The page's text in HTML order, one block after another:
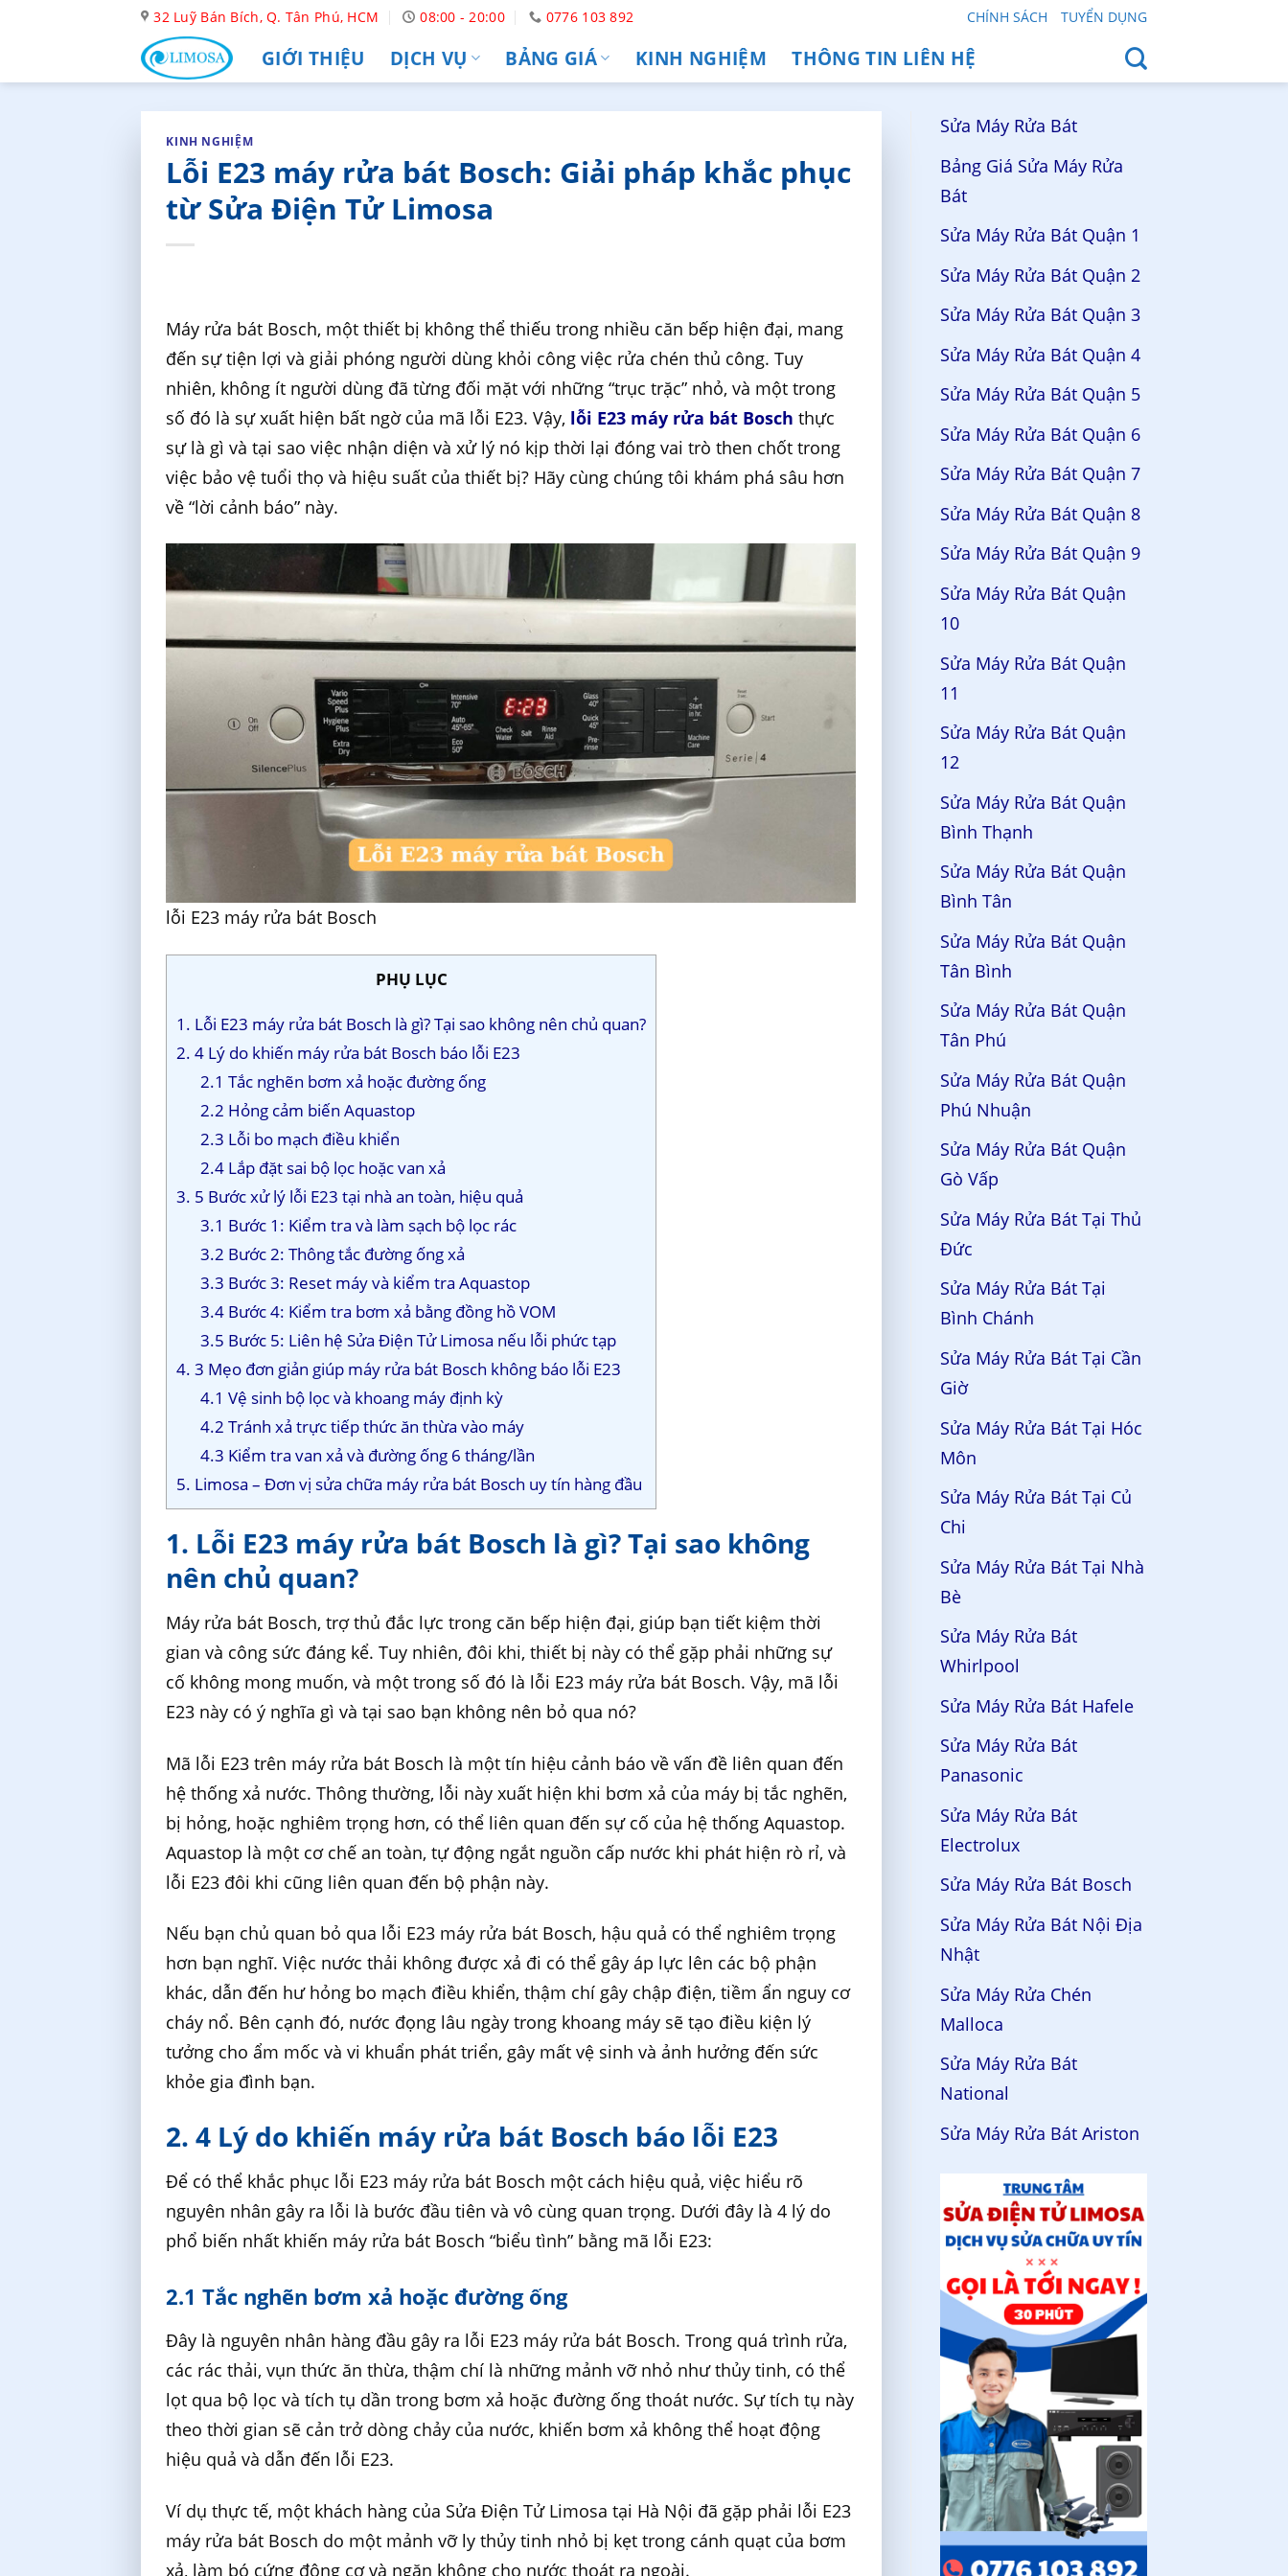
32 Luỹ Bán Bích, Q. Tân Phú, HCM 08:00 - 20:00 0776 103 892 CHÍNH SÁCH TUYỂN DỤNG
GIỚI THIỆU DỊCH VỤ BẢNG GIÁ KINH NGHIỆM THÔNG TIN LIÊN HỆ
KINH NGHIỆM
Lỗi E23 máy rửa bát Bosch: Giải pháp khắc phục
từ Sửa Điện Tử Limosa
Máy rửa bát Bosch, một thiết bị không thể thiếu trong nhiều căn bếp hiện đại, mang
đến sự tiện lợi và giải phóng người dùng khỏi công việc rửa chén thủ công. Tuy
nhiên, không ít người dùng đã từng đối mặt với những “trục trặc” nhỏ, và một trong
số đó là sự xuất hiện bất ngờ của mã lỗi E23. Vậy, lỗi E23 máy rửa bát Bosch thực
sự là gì và tại sao việc nhận diện và xử lý nó kịp thời lại đóng vai trò then chốt trong
việc bảo vệ tuổi thọ và hiệu suất của thiết bị? Hãy cùng chúng tôi khám phá sâu hơn
về “lời cảnh báo” này.
lỗi E23 máy rửa bát Bosch
PHỤ LỤC
1. Lỗi E23 máy rửa bát Bosch là gì? Tại sao không nên chủ quan?
2. 4 Lý do khiến máy rửa bát Bosch báo lỗi E23
2.1 Tắc nghẽn bơm xả hoặc đường ống
2.2 Hỏng cảm biến Aquastop
2.3 Lỗi bo mạch điều khiển
2.4 Lắp đặt sai bộ lọc hoặc van xả
3. 5 Bước xử lý lỗi E23 tại nhà an toàn, hiệu quả
3.1 Bước 1: Kiểm tra và làm sạch bộ lọc rác
3.2 Bước 2: Thông tắc đường ống xả
3.3 Bước 3: Reset máy và kiểm tra Aquastop
3.4 Bước 4: Kiểm tra bơm xả bằng đồng hồ VOM
3.5 Bước 5: Liên hệ Sửa Điện Tử Limosa nếu lỗi phức tạp
4. 3 Mẹo đơn giản giúp máy rửa bát Bosch không báo lỗi E23
4.1 Vệ sinh bộ lọc và khoang máy định kỳ
4.2 Tránh xả trực tiếp thức ăn thừa vào máy
4.3 Kiểm tra van xả và đường ống 6 tháng/lần
5. Limosa – Đơn vị sửa chữa máy rửa bát Bosch uy tín hàng đầu
1. Lỗi E23 máy rửa bát Bosch là gì? Tại sao không
nên chủ quan?
Máy rửa bát Bosch, trợ thủ đắc lực trong căn bếp hiện đại, giúp bạn tiết kiệm thời
gian và công sức đáng kể. Tuy nhiên, đôi khi, thiết bị này có thể gặp phải những sự
cố không mong muốn, và một trong số đó là lỗi E23 máy rửa bát Bosch. Vậy, mã lỗi
E23 này có ý nghĩa gì và tại sao bạn không nên bỏ qua nó?
Mã lỗi E23 trên máy rửa bát Bosch là một tín hiệu cảnh báo về vấn đề liên quan đến
hệ thống xả nước. Thông thường, lỗi này xuất hiện khi bơm xả của máy bị tắc nghẽn,
bị hỏng, hoặc nghiêm trọng hơn, có thể liên quan đến sự cố của hệ thống Aquastop.
Aquastop là một cơ chế an toàn, tự động ngắt nguồn cấp nước khi phát hiện rò rỉ, và
lỗi E23 đôi khi cũng liên quan đến bộ phận này.
Nếu bạn chủ quan bỏ qua lỗi E23 máy rửa bát Bosch, hậu quả có thể nghiêm trọng
hơn bạn nghĩ. Việc nước thải không được xả đi có thể gây áp lực lên các bộ phận
khác, dẫn đến hư hỏng bo mạch điều khiển, thậm chí gây chập điện, tiềm ẩn nguy cơ
cháy nổ. Bên cạnh đó, nước đọng lâu ngày trong khoang máy sẽ tạo điều kiện lý
tưởng cho ẩm mốc và vi khuẩn phát triển, gây mất vệ sinh và ảnh hưởng đến sức
khỏe gia đình bạn.
2. 4 Lý do khiến máy rửa bát Bosch báo lỗi E23
Để có thể khắc phục lỗi E23 máy rửa bát Bosch một cách hiệu quả, việc hiểu rõ
nguyên nhân gây ra lỗi là bước đầu tiên và vô cùng quan trọng. Dưới đây là 4 lý do
phổ biến nhất khiến máy rửa bát Bosch “biểu tình” bằng mã lỗi E23:
2.1 Tắc nghẽn bơm xả hoặc đường ống
Đây là nguyên nhân hàng đầu gây ra lỗi E23 máy rửa bát Bosch. Trong quá trình rửa,
các rác thải, vụn thức ăn thừa, thậm chí là những mảnh vỡ nhỏ như thủy tinh, có thể
lọt qua bộ lọc và tích tụ dần trong bơm xả hoặc đường ống thoát nước. Sự tích tụ này
theo thời gian sẽ cản trở dòng chảy của nước, khiến bơm xả không thể hoạt động
hiệu quả và dẫn đến lỗi E23.
Ví dụ thực tế, một khách hàng của Sửa Điện Tử Limosa tại Hà Nội đã gặp phải lỗi E23
máy rửa bát Bosch do một mảnh vỡ ly thủy tinh nhỏ bị kẹt trong cánh quạt của bơm
xả, làm bó cứng động cơ và ngăn không cho nước thoát ra ngoài.
Sửa Máy Rửa Bát
Bảng Giá Sửa Máy Rửa
Bát
Sửa Máy Rửa Bát Quận 1
Sửa Máy Rửa Bát Quận 2
Sửa Máy Rửa Bát Quận 3
Sửa Máy Rửa Bát Quận 4
Sửa Máy Rửa Bát Quận 5
Sửa Máy Rửa Bát Quận 6
Sửa Máy Rửa Bát Quận 7
Sửa Máy Rửa Bát Quận 8
Sửa Máy Rửa Bát Quận 9
Sửa Máy Rửa Bát Quận
10
Sửa Máy Rửa Bát Quận
11
Sửa Máy Rửa Bát Quận
12
Sửa Máy Rửa Bát Quận
Bình Thạnh
Sửa Máy Rửa Bát Quận
Bình Tân
Sửa Máy Rửa Bát Quận
Tân Bình
Sửa Máy Rửa Bát Quận
Tân Phú
Sửa Máy Rửa Bát Quận
Phú Nhuận
Sửa Máy Rửa Bát Quận
Gò Vấp
Sửa Máy Rửa Bát Tại Thủ
Đức
Sửa Máy Rửa Bát Tại
Bình Chánh
Sửa Máy Rửa Bát Tại Cần
Giờ
Sửa Máy Rửa Bát Tại Hóc
Môn
Sửa Máy Rửa Bát Tại Củ
Chi
Sửa Máy Rửa Bát Tại Nhà
Bè
Sửa Máy Rửa Bát
Whirlpool
Sửa Máy Rửa Bát Hafele
Sửa Máy Rửa Bát
Panasonic
Sửa Máy Rửa Bát
Electrolux
Sửa Máy Rửa Bát Bosch
Sửa Máy Rửa Bát Nội Địa
Nhật
Sửa Máy Rửa Chén
Malloca
Sửa Máy Rửa Bát
National
Sửa Máy Rửa Bát Ariston